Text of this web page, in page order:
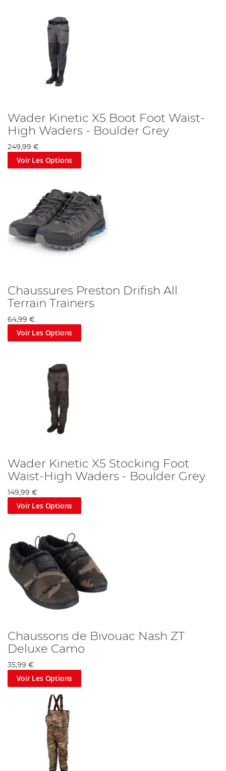
Wader Kinetic X5 Boot Foot Waist-
High Waders - Boulder Grey
249,99 €
Voir Les Options
Chaussures Preston Drifish All
Terrain Trainers
64,99 €
Voir Les Options
Wader Kinetic X5 Stocking Foot
Waist-High Waders - Boulder Grey
149,99 €
Voir Les Options
Chaussons de Bivouac Nash ZT
Deluxe Camo
35,99 €
Voir Les Options